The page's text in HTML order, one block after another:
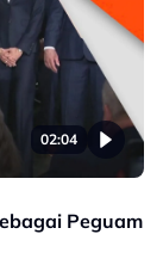
02:04
Peguam